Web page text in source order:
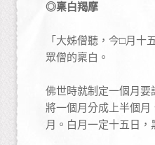
◎稟白羯摩
「大姊僧聽，今□月
眾僧的稟白。
佛世時就制定一個月
將一個月分成上半個
月。白月一定十五日